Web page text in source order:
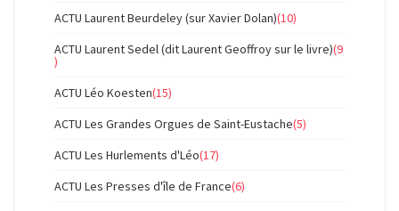
ACTU Laurent Beurdeley (sur Xavier Dolan)(10)
ACTU Laurent Sedel (dit Laurent Geoffroy sur le livre)(9
)
ACTU Léo Koesten(15)
ACTU Les Grandes Orgues de Saint-Eustache(5)
ACTU Les Hurlements d'Léo(17)
ACTU Les Presses d'île de France(6)